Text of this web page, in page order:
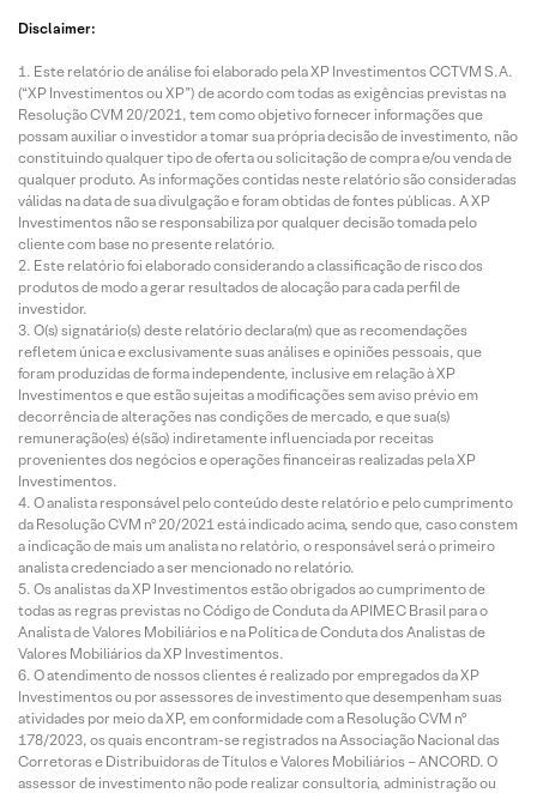
Disclaimer:
Este relatório de análise foi elaborado pela XP Investimentos CCTVM S.A.
(“XP Investimentos ou XP”) de acordo com todas as exigências previstas na
Resolução CVM 20/2021, tem como objetivo fornecer informações que
possam auxiliar o investidor a tomar sua própria decisão de investimento, não
constituindo qualquer tipo de oferta ou solicitação de compra e/ou venda de
qualquer produto. As informações contidas neste relatório são consideradas
válidas na data de sua divulgação e foram obtidas de fontes públicas. A XP
Investimentos não se responsabiliza por qualquer decisão tomada pelo
cliente com base no presente relatório.
Este relatório foi elaborado considerando a classificação de risco dos
produtos de modo a gerar resultados de alocação para cada perfil de
investidor.
O(s) signatário(s) deste relatório declara(m) que as recomendações
refletem única e exclusivamente suas análises e opiniões pessoais, que
foram produzidas de forma independente, inclusive em relação à XP
Investimentos e que estão sujeitas a modificações sem aviso prévio em
decorrência de alterações nas condições de mercado, e que sua(s)
remuneração(es) é(são) indiretamente influenciada por receitas
provenientes dos negócios e operações financeiras realizadas pela XP
Investimentos.
O analista responsável pelo conteúdo deste relatório e pelo cumprimento
da Resolução CVM nº 20/2021 está indicado acima, sendo que, caso constem
a indicação de mais um analista no relatório, o responsável será o primeiro
analista credenciado a ser mencionado no relatório.
Os analistas da XP Investimentos estão obrigados ao cumprimento de
todas as regras previstas no Código de Conduta da APIMEC Brasil para o
Analista de Valores Mobiliários e na Política de Conduta dos Analistas de
Valores Mobiliários da XP Investimentos.
O atendimento de nossos clientes é realizado por empregados da XP
Investimentos ou por assessores de investimento que desempenham suas
atividades por meio da XP, em conformidade com a Resolução CVM nº
178/2023, os quais encontram-se registrados na Associação Nacional das
Corretoras e Distribuidoras de Títulos e Valores Mobiliários – ANCORD. O
assessor de investimento não pode realizar consultoria, administração ou